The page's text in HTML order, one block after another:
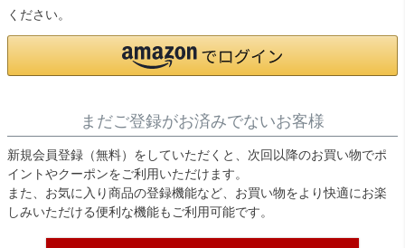
ください。
まだご登録がお済みでないお客様
新規会員登録（無料）をしていただくと、次回以降のお買い物でポ
イントやクーポンをご利用いただけます。
また、お気に入り商品の登録機能など、お買い物をより快適にお楽
しみいただける便利な機能もご利用可能です。